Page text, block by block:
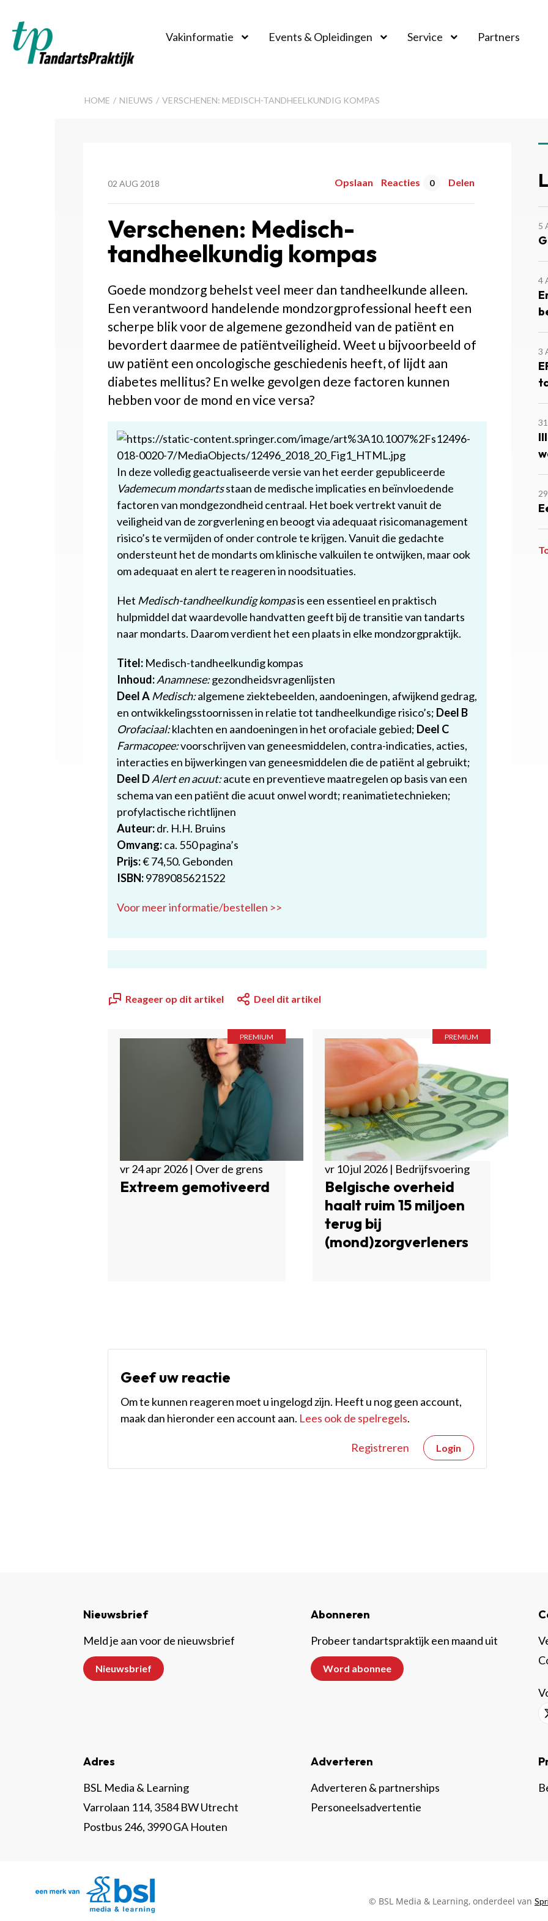
Vakinformatie Events & Opleidingen Service Partners
HOME NIEUWS VERSCHENEN: MEDISCH-TANDHEELKUNDIG KOMPAS
02 AUG 2018 Opslaan Reacties 0 Delen
Verschenen: Medisch-
tandheelkundig kompas
Goede mondzorg behelst veel meer dan tandheelkunde alleen.
Een verantwoord handelende mondzorgprofessional heeft een
scherpe blik voor de algemene gezondheid van de patiënt en
bevordert daarmee de patiëntveiligheid. Weet u bijvoorbeeld of
uw patiënt een oncologische geschiedenis heeft, of lijdt aan
diabetes mellitus? En welke gevolgen deze factoren kunnen
hebben voor de mond en vice versa?
In deze volledig geactualiseerde versie van het eerder gepubliceerde
Vademecum mondartsstaan de medische implicaties en beïnvloedende
factoren van mondgezondheid centraal. Het boek vertrekt vanuit de
veiligheid van de zorgverlening en beoogt via adequaat risicomanagement
risico’s te vermijden of onder controle te krijgen. Vanuit die gedachte
ondersteunt het de mondarts om klinische valkuilen te ontwijken, maar ook
om adequaat en alert te reageren in noodsituaties.
Het Medisch-tandheelkundig kompasis een essentieel en praktisch
hulpmiddel dat waardevolle handvatten geeft bij de transitie van tandarts
naar mondarts. Daarom verdient het een plaats in elke mondzorgpraktijk.
Titel: Medisch-tandheelkundig kompas
Inhoud:Anamnese:gezondheidsvragenlijsten
Deel A Medisch:algemene ziektebeelden, aandoeningen, afwijkend gedrag,
en ontwikkelingsstoornissen in relatie tot tandheelkundige risico’s; Deel B
Orofaciaal:klachten en aandoeningen in het orofaciale gebied; Deel C
Farmacopee:voorschrijven van geneesmiddelen, contra-indicaties, acties,
interacties en bijwerkingen van geneesmiddelen die de patiënt al gebruikt;
Deel DAlert en acuut:acute en preventieve maatregelen op basis van een
schema van een patiënt die acuut onwel wordt; reanimatietechnieken;
profylactische richtlijnen
Auteur:dr. H.H. Bruins
Omvang:ca. 550 pagina’s
Prijs:€ 74,50. Gebonden
ISBN:9789085621522
Voor meer informatie/bestellen >>
Reageer op dit artikel Deel dit artikel
vr 24 apr 2026 | Over de grens
Extreem gemotiveerd
vr 10 jul 2026 | Bedrijfsvoering
Belgische overheid
haalt ruim 15 miljoen
terug bij
(mond)zorgverleners
Geef uw reactie
Om te kunnen reageren moet u ingelogd zijn. Heeft u nog geen account,
maak dan hieronder een account aan. Lees ook de spelregels.
Registreren Login
5
4
3
Nieuwsbrief
Meld je aan voor de nieuwsbrief
Nieuwsbrief
Abonneren
Probeer tandartspraktijk een maand uit
Word abonnee
Adres
BSL Media & Learning
Varrolaan 114, 3584 BW Utrecht
Postbus 246, 3990 GA Houten
Adverteren
Adverteren & partnerships
Personeelsadvertentie
© BSL Media & Learning, onderdeel van